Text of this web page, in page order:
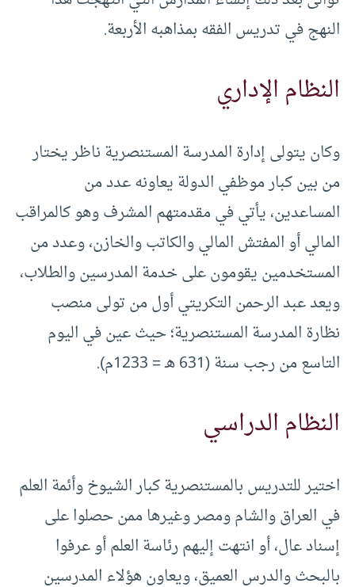
النهج في تدريس الفقه بمذاهبه الأربعة.
النظام الإداري
وكان يتولى إدارة المدرسة المستنصرية ناظر يختار
من بين كبار موظفي الدولة يعاونه عدد من
المساعدين، يأتي في مقدمتهم المشرف وهو كالمراقب
المالي أو المفتش المالي والكاتب والخازن، وعدد من
المستخدمين يقومون على خدمة المدرسين والطلاب،
ويعد عبد الرحمن التكريتي أول من تولى منصب
نظارة المدرسة المستنصرية؛ حيث عين في اليوم
التاسع من رجب سنة (631 هـ = 1233م).
النظام الدراسي
اختير للتدريس بالمستنصرية كبار الشيوخ وأئمة العلم
في العراق والشام ومصر وغيرها ممن حصلوا على
إسناد عال، أو انتهت إليهم رئاسة العلم أو عرفوا
بالبحث والدرس العميق، ويعاون هؤلاء المدرسين